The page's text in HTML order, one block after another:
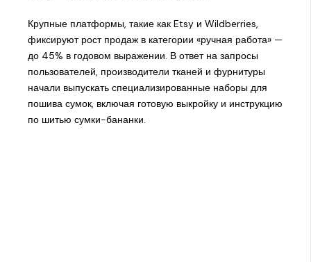
Крупные платформы, такие как Etsy и Wildberries,
фиксируют рост продаж в категории «ручная работа» —
до 45% в годовом выражении. В ответ на запросы
пользователей, производители тканей и фурнитуры
начали выпускать специализированные наборы для
пошива сумок, включая готовую выкройку и инструкцию
по шитью сумки-бананки.